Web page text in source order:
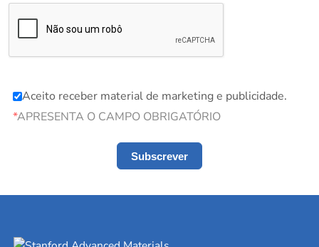
Aceito receber material de marketing e publicidade.
*APRESENTA O CAMPO OBRIGATÓRIO
Subscrever